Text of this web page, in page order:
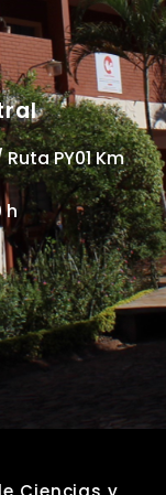
PY01 Km
h